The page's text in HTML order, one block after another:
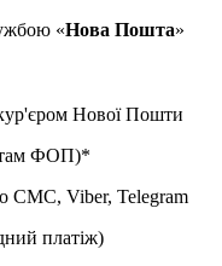
«Нова Пошта»
Нової Пошти
ФОП)*
Viber, Telegram
платіж)